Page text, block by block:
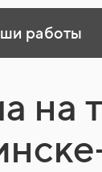
работы
на